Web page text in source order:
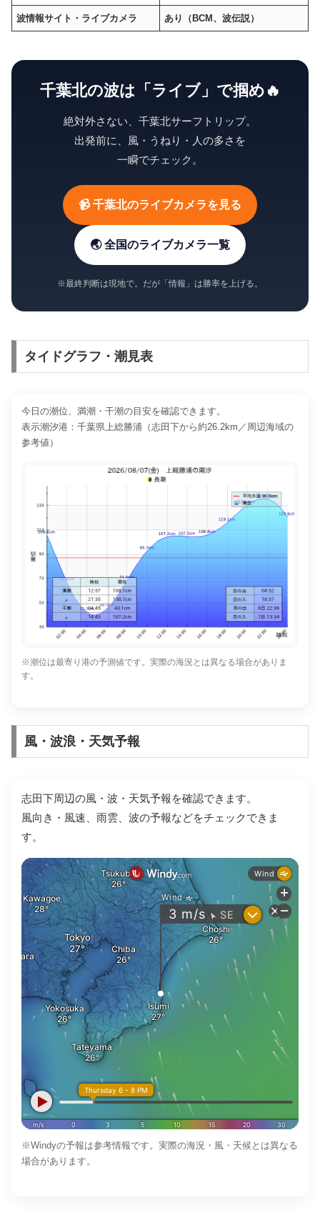
波情報サイト・ライブカメラ あり（BCM、波伝説）
千葉北の波は「ライブ」で掴め🔥
絶対外さない、千葉北サーフトリップ。
出発前に、風・うねり・人の多さを
一瞬でチェック。
📹 千葉北のライブカメラを見る
🌏 全国のライブカメラ一覧
※最終判断は現地で。だが「情報」は勝率を上げる。
タイドグラフ・潮見表
今日の潮位、満潮・干潮の目安を確認できます。
表示潮汐港：千葉県上総勝浦（志田下から約26.2km／周辺海域の
参考値）
※潮位は最寄り港の予測値です。実際の海況とは異なる場合がありま
す。
風・波浪・天気予報
志田下周辺の風・波・天気予報を確認できます。
風向き・風速、雨雲、波の予報などをチェックできま
す。
※Windyの予報は参考情報です。実際の海況・風・天候とは異なる
場合があります。